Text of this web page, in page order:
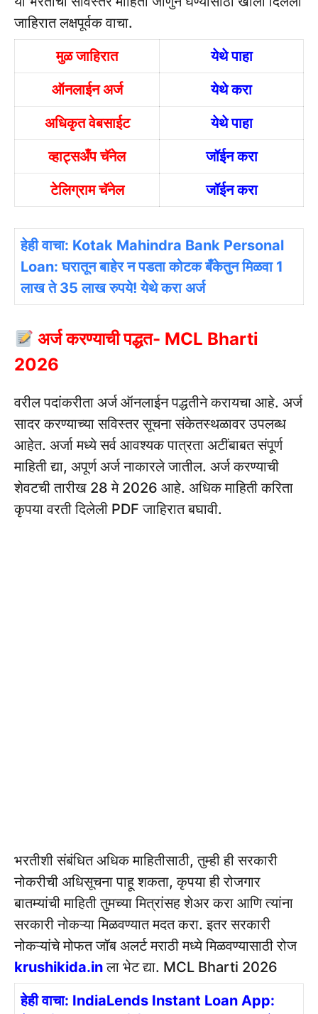
जाहिरात लक्षपूर्वक वाचा.
मुळ जाहिरात
येथे पाहा
ऑनलाईन अर्ज
येथे करा
अधिकृत वेबसाईट
येथे पाहा
व्हाट्सअँप चॅनेल
जॉईन करा
टेलिग्राम चॅनेल
जॉईन करा
हेही वाचा: Kotak Mahindra Bank Personal
Loan: घरातून बाहेर न पडता कोटक बँकेतुन मिळवा 1
लाख ते 35 लाख रुपये! येथे करा अर्ज
अर्ज करण्याची पद्धत- MCL Bharti
2026
वरील पदांकरीता अर्ज ऑनलाईन पद्धतीने करायचा आहे. अर्ज
सादर करण्याच्या सविस्तर सूचना संकेतस्थळावर उपलब्ध
आहेत. अर्जा मध्ये सर्व आवश्यक पात्रता अटींबाबत संपूर्ण
माहिती द्या, अपूर्ण अर्ज नाकारले जातील. अर्ज करण्याची
शेवटची तारीख 28 मे 2026 आहे. अधिक माहिती करिता
कृपया वरती दिलेली PDF जाहिरात बघावी.
भरतीशी संबंधित अधिक माहितीसाठी, तुम्ही ही सरकारी
नोकरीची अधिसूचना पाहू शकता, कृपया ही रोजगार
बातम्यांची माहिती तुमच्या मित्रांसह शेअर करा आणि त्यांना
सरकारी नोकऱ्या मिळवण्यात मदत करा. इतर सरकारी
नोकऱ्यांचे मोफत जॉब अलर्ट मराठी मध्ये मिळवण्यासाठी रोज
krushikida.inला भेट द्या. MCL Bharti 2026
हेही वाचा: IndiaLends Instant Loan App: